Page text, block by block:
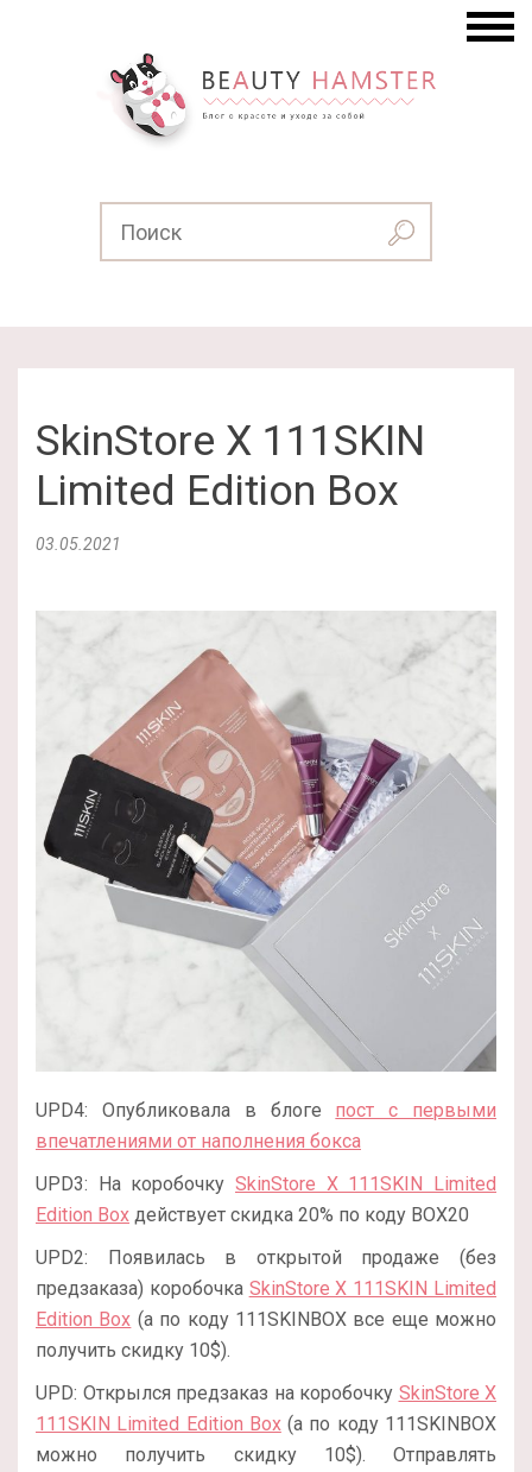
SkinStore X 111SKIN
Limited Edition Box
03.05.2021
UPD4: Опубликовала в блоге пост с первыми
впечатлениями от наполнения бокса
UPD3: На коробочку SkinStore X 111SKIN Limited
Edition Box действует скидка 20% по коду BOX20
UPD2: Появилась в открытой продаже (без
предзаказа) коробочка SkinStore X 111SKIN Limited
Edition Box (а по коду 111SKINBOX все еще можно
получить скидку 10$).
UPD: Открылся предзаказ на коробочку SkinStore X
111SKIN Limited Edition Box(а по коду 111SKINBOX
можно получить скидку 10$). Отправлять